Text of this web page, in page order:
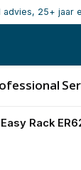
advies, 25+ jaar
Rack